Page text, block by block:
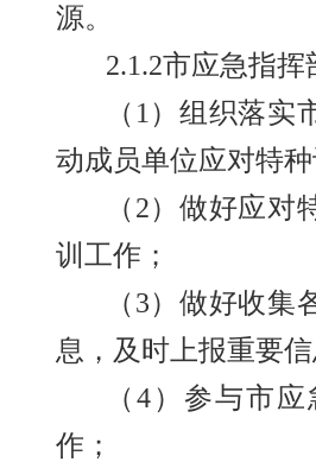
源。
2.1.2市应急指挥
（ 1 ）组织落实
动成员单位应对特
（ 2）做好应对
训工作；
（ 3）做好收集
息，及时上报重要
（4 ）参与市
作；